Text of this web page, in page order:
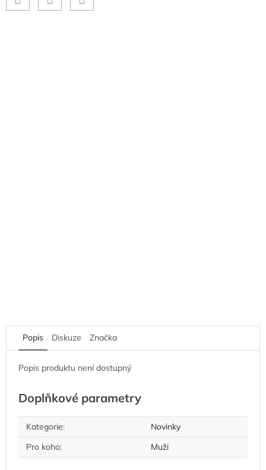
Popis Diskuze Značka
Popis produktu není dostupný
Doplňkové parametry
Kategorie:
Novinky
Pro koho: Muži